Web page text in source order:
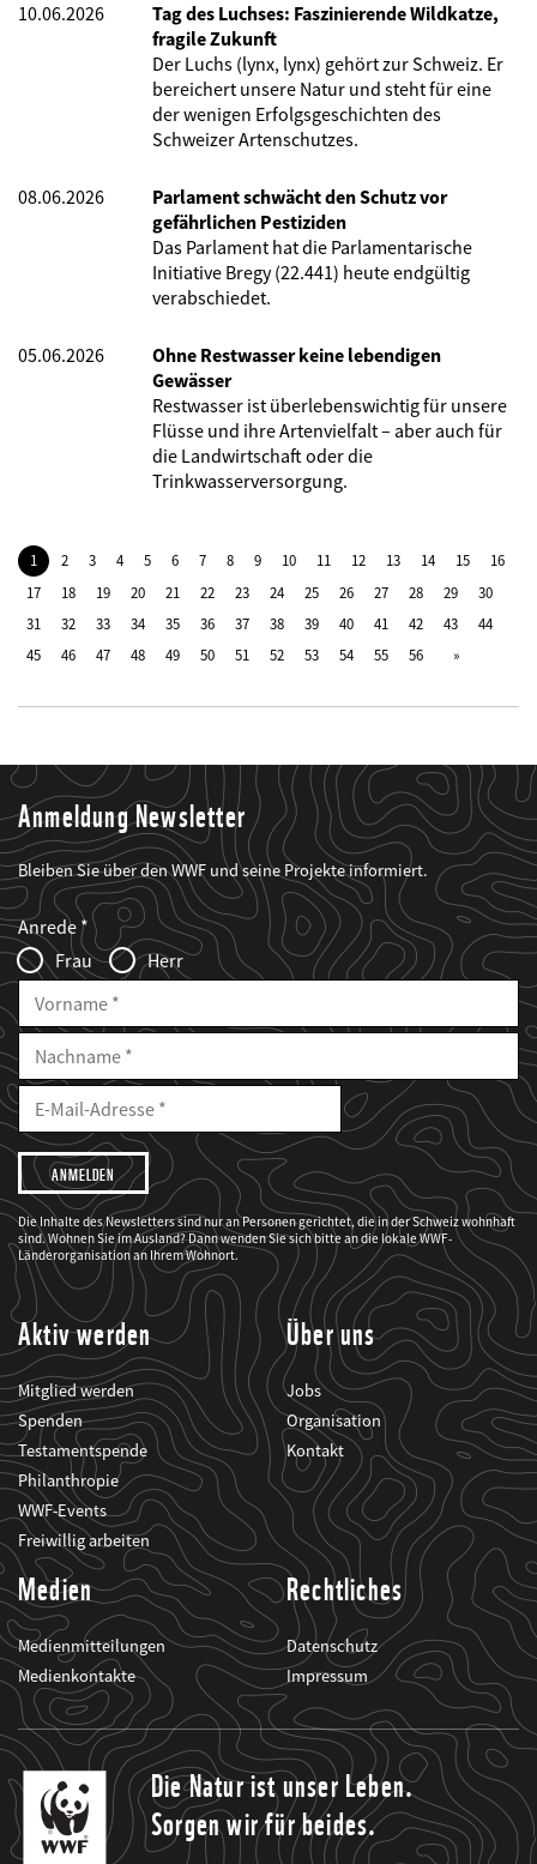
10.06.2026
Tag des Luchses: Faszinierende Wildkatze,
fragile Zukunft
Der Luchs (lynx, lynx) gehört zur Schweiz. Er
bereichert unsere Natur und steht für eine
der wenigen Erfolgsgeschichten des
Schweizer Artenschutzes.
08.06.2026
Parlament schwächt den Schutz vor
gefährlichen Pestiziden
Das Parlament hat die Parlamentarische
Initiative Bregy (22.441) heute endgültig
verabschiedet.
05.06.2026
Ohne Restwasser keine lebendigen
Gewässer
Restwasser ist überlebenswichtig für unsere
Flüsse und ihre Artenvielfalt – aber auch für
die Landwirtschaft oder die
Trinkwasserversorgung.
1 2 3 4 5 6 7 8 9 10 11 12 13 14 15
16
17
18 19 20 21 22 23 24 25 26 27 28 29
30
31
32 33 34 35 36 37 38 39 40 41 42 43
44
45
46 47 48 49 50 51 52 53 54 55 56
Anmeldung Newsletter
Bleiben Sie über den WWF und seine Projekte informiert.
Web2Case
Infofelder
Fieldset
anrede_name
Anrede
Frau
Herr
Vorname
Nachname
E-
Mailadresse
E-
Adresse
Ich
möchte,
dass
der
WWF
mich
über
seine
Projekte
informiert.
Die Inhalte des Newsletters sind nur an Personen gerichtet, die in der Schweiz wohnhaft
sind. Wohnen Sie im Ausland? Dann wenden Sie sich bitte an die lokale WWF-
Länderorganisation an Ihrem Wohnort.
Aktiv werden
Mitglied werden
Spenden
Testamentspende
Philanthropie
WWF-Events
Freiwillig arbeiten
Über uns
Jobs
Organisation
Kontakt
Medien
Medienmitteilungen
Medienkontakte
Rechtliches
Datenschutz
Impressum
Die Natur ist unser Leben.
Sorgen wir für beides.